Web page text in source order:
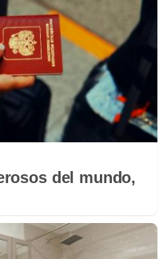
del mundo,